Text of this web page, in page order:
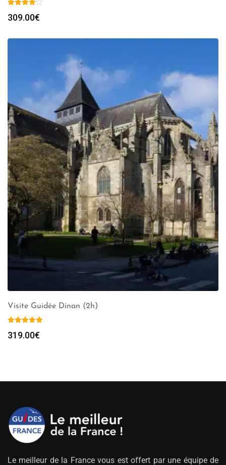
309.00€
Visite Guidée Dinan (2h)
319.00€
Le meilleur de la France vous est offert par une équipe de